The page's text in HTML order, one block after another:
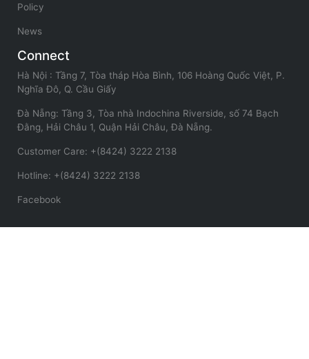
Policy
News
Connect
Hà Nội : Tầng 7, Tòa tháp Hòa Bình, 106 Hoàng Quốc Việt, P.
Nghĩa Đô, Q. Cầu Giấy
Đà Nẵng: Tầng 3, Tòa nhà Indochina Riverside, số 74 Bạch
Đằng, Hải Châu 1, Quận Hải Châu, Đà Nẵng.
Customer Care: +(8424) 3222 2138
Hotline: +(8424) 3222 2138
Facebook